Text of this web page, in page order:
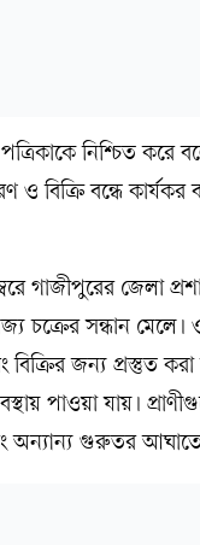
নিশ্চিত করে
বন্ধে কার্যকর
গাজীপুরের জেলা
চক্রের সন্ধান
জন্য প্রস্তুত করা
পাওয়া যায়।
অন্যান্য গুরুতর